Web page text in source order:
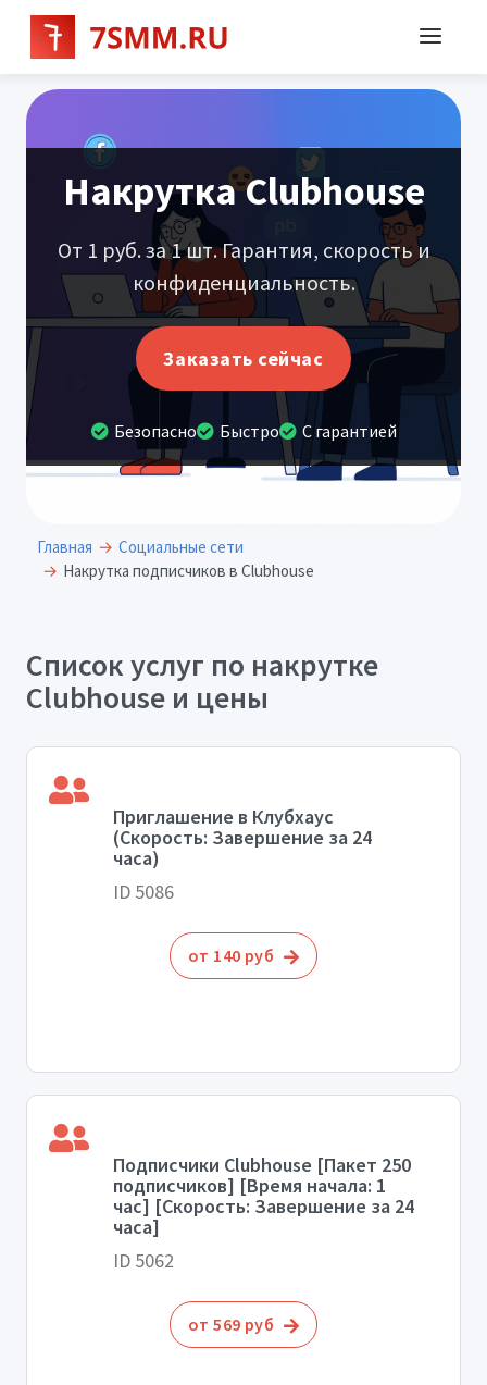
Накрутка Clubhouse
От 1 руб. за 1 шт. Гарантия, скорость и
конфиденциальность.
Заказать сейчас
Безопасно Быстро С гарантией
Главная
Социальные сети
Накрутка подписчиков в Clubhouse
Список услуг по накрутке
Clubhouse и цены
Приглашение в Клубхаус
(Скорость: Завершение за 24
часа)
ID 5086
от 140 руб
Подписчики Clubhouse [Пакет 250
подписчиков] [Время начала: 1
час] [Скорость: Завершение за 24
часа]
ID 5062
от 569 руб